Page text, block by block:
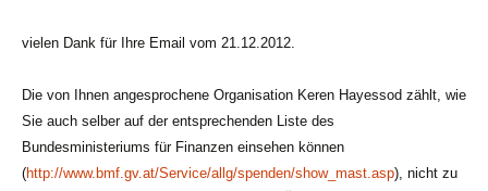
vielen Dank für Ihre Email vom 21.12.2012.
Die von Ihnen angesprochene Organisation Keren Hayessod zählt, wie
Sie auch selber auf der entsprechenden Liste des
Bundesministeriums für Finanzen einsehen können
(http://www.bmf.gv.at/Service/allg/spenden/show_mast.asp), nicht zu